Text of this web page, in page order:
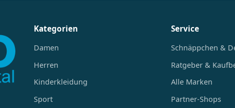
Kategorien
Damen
Herren
Kinderkleidung
Sport
Service
Schnäppchen &
Ratgeber &
Alle Marken
Partner-Shops